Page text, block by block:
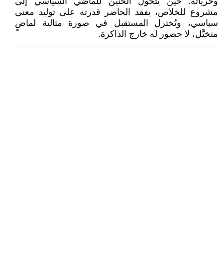
مشروع للخلاص، يفقد الحاضر قدرته على توليد معنى
سياسي، ويُختزل المستقبل في صورة مثالية لماضٍ
متخيَّل، لا حضور له خارج الذاكرة.